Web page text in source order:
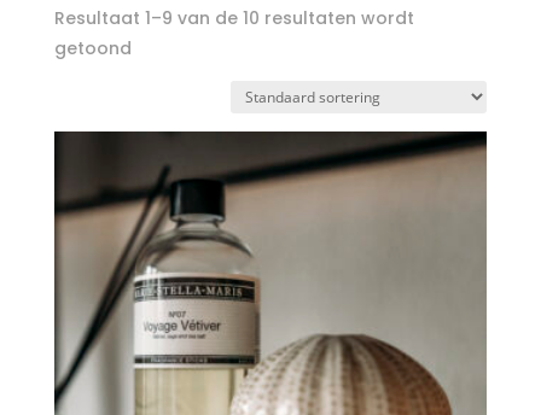
Resultaat 1–9 van de 10 resultaten wordt
getoond